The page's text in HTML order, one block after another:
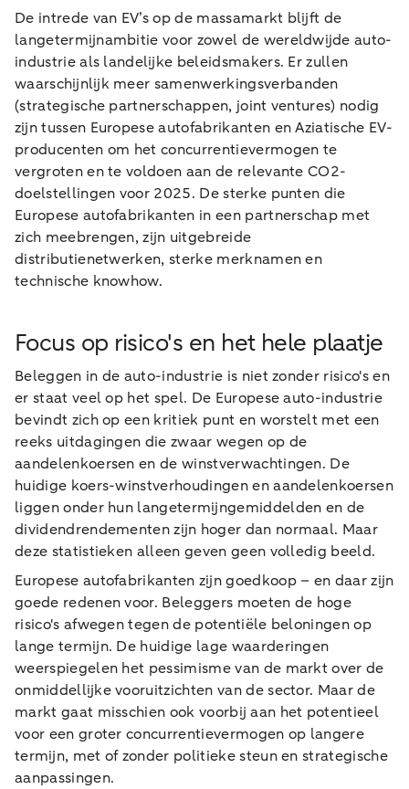
De intrede van EV’s op de massamarkt blijft de
langetermijnambitie voor zowel de wereldwijde auto-
industrie als landelijke beleidsmakers. Er zullen
waarschijnlijk meer samenwerkingsverbanden
(strategische partnerschappen, joint ventures) nodig
zijn tussen Europese autofabrikanten en Aziatische EV-
producenten om het concurrentievermogen te
vergroten en te voldoen aan de relevante CO2-
doelstellingen voor 2025. De sterke punten die
Europese autofabrikanten in een partnerschap met
zich meebrengen, zijn uitgebreide
distributienetwerken, sterke merknamen en
technische knowhow.
Focus op risico's en het hele plaatje
Beleggen in de auto-industrie is niet zonder risico's en
er staat veel op het spel. De Europese auto-industrie
bevindt zich op een kritiek punt en worstelt met een
reeks uitdagingen die zwaar wegen op de
aandelenkoersen en de winstverwachtingen. De
huidige koers-winstverhoudingen en aandelenkoersen
liggen onder hun langetermijngemiddelden en de
dividendrendementen zijn hoger dan normaal. Maar
deze statistieken alleen geven geen volledig beeld.
Europese autofabrikanten zijn goedkoop – en daar zijn
goede redenen voor. Beleggers moeten de hoge
risico's afwegen tegen de potentiële beloningen op
lange termijn. De huidige lage waarderingen
weerspiegelen het pessimisme van de markt over de
onmiddellijke vooruitzichten van de sector. Maar de
markt gaat misschien ook voorbij aan het potentieel
voor een groter concurrentievermogen op langere
termijn, met of zonder politieke steun en strategische
aanpassingen.